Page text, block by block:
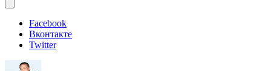
Facebook
Вконтакте
Twitter